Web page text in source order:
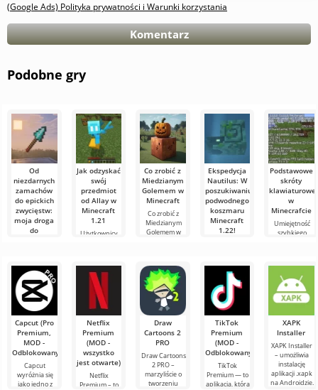
(Google Ads) Polityka prywatności i Warunki korzystania
Komentarz
Podobne gry
Od
niezdarnych
zamachów
do epickich
zwycięstw:
moja droga
do
Minecraft
Witajcie,
eksperymentatorzy
świata
sześcianów!
Dziś
postanowiłem
założyć mój
wyimaginowany
biały
Jak odzyskać
swój
przedmiot
od Allay w
Minecraft
1.21
Użytkownicy
pomaga
zbierać
przedmioty i że
trzeba się z nim
Co zrobić z
Miedzianym
Golemem w
Minecraft
Co zrobić z
Miedzianym
Golemem w
zawsze coś się
dzieje: nowe
bloki,
Ekspedycja
Nautilus: W
poszukiwaniu
podwodnego
koszmaru
Minecraft
1.22!
Szczerze
mówiąc, wciąż
trzęsę się z
emocji, pisząc
te słowa. Dziś
Podstawowe
skróty
klawiaturowe
w
Minecrafcie
Umiejętność
szybkiego
zarządzania to
bardzo ważna
cecha w grze.
Capcut (Pro
Premium,
MOD -
Odblokowany)
Capcut
wyróżnia się
jako jedno z
Netflix
Premium
(MOD -
wszystko
jest otwarte)
Netflix
Premium – to
Draw
Cartoons 2
PRO
Draw Cartoons
2 PRO –
marzyliście o
tworzeniu
TikTok
Premium
(MOD -
Odblokowany)
TikTok
Premium — to
aplikacja, która
XAPK
Installer
XAPK Installer
– umożliwia
instalację
aplikacji .xapk
na Androidzie.